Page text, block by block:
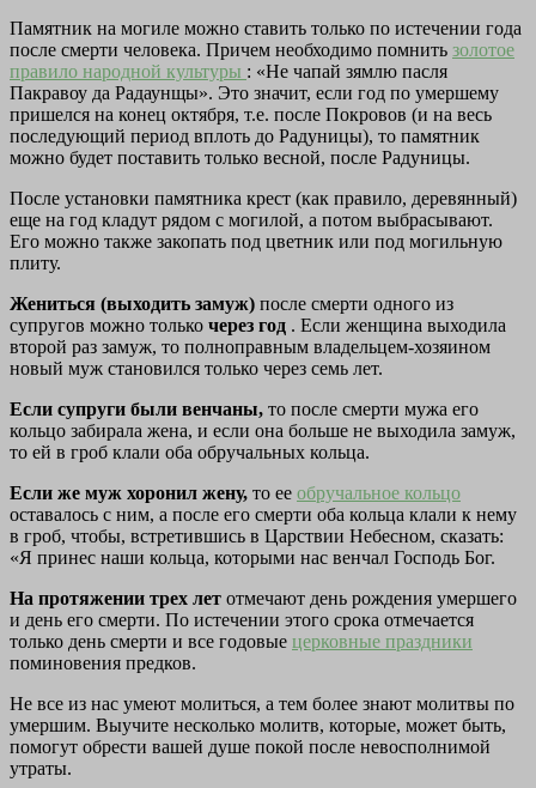
Памятник на могиле можно ставить только по истечении года
после смерти человека. Причем необходимо помнить золотое
правило народной культуры : «Не чапай зямлю пасля
Пакравоу да Радаунщы». Это значит, если год по умершему
пришелся на конец октября, т.е. после Покровов (и на весь
последующий период вплоть до Радуницы), то памятник
можно будет поставить только весной, после Радуницы.
После установки памятника крест (как правило, деревянный)
еще на год кладут рядом с могилой, а потом выбрасывают.
Его можно также закопать под цветник или под могильную
плиту.
Жениться (выходить замуж) после смерти одного из
супругов можно только через год . Если женщина выходила
второй раз замуж, то полноправным владельцем-хозяином
новый муж становился только через семь лет.
Если супруги были венчаны, то после смерти мужа его
кольцо забирала жена, и если она больше не выходила замуж,
то ей в гроб клали оба обручальных кольца.
Если же муж хоронил жену, то ее обручальное кольцо
оставалось с ним, а после его смерти оба кольца клали к нему
в гроб, чтобы, встретившись в Царствии Небесном, сказать:
«Я принес наши кольца, которыми нас венчал Господь Бог.
На протяжении трех лет отмечают день рождения умершего
и день его смерти. По истечении этого срока отмечается
только день смерти и все годовые церковные праздники
поминовения предков.
Не все из нас умеют молиться, а тем более знают молитвы по
умершим. Выучите несколько молитв, которые, может быть,
помогут обрести вашей душе покой после невосполнимой
утраты.